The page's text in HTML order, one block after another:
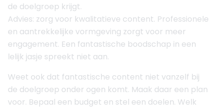
de doelgroep krijgt.
Advies: zorg voor kwalitatieve content. Professionele
en aantrekkelijke vormgeving zorgt voor meer
engagement. Een fantastische boodschap in een
lelijk jasje spreekt niet aan.
Weet ook dat fantastische content niet vanzelf bij
de doelgroep onder ogen komt. Maak daar een plan
voor. Bepaal een budget en stel een doelen. Welk